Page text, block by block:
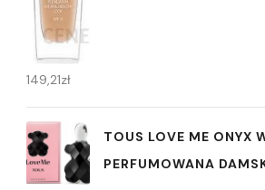
149,21zł
TOUS LOVE ME ONYX
PERFUMOWANA